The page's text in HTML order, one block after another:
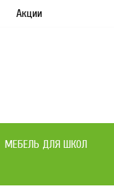
Акции
МЕБЕЛЬ ДЛЯ ШКОЛ